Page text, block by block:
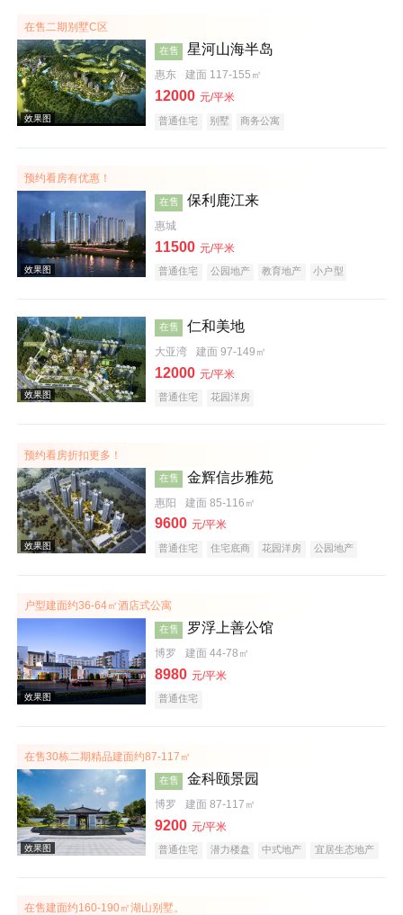
效果图
在售二期别墅C区
效果图
在售 星河山海半岛
惠东 建面 117-155㎡
12000 元/平米
普通住宅 别墅 商务公寓
预约看房有优惠！
效果图
在售 保利鹿江来
惠城
11500 元/平米
普通住宅 公园地产 教育地产 小户型
效果图
在售 仁和美地
大亚湾 建面 97-149㎡
12000 元/平米
普通住宅 花园洋房
预约看房折扣更多！
在售 金辉信步雅苑
惠阳 建面 85-116㎡
9600 元/平米
普通住宅 住宅底商 花园洋房
公园地产
户型建面约36-64㎡酒店式公寓
在售 罗浮上善公馆
博罗 建面 44-78㎡
8980 元/平米
普通住宅
在售30栋二期精品建面约87-117㎡
在售 金科颐景园
博罗 建面 87-117㎡
9200 元/平米
普通住宅 潜力楼盘 中式地产
宜居生态地产
在售建面约160-190㎡湖山别墅。